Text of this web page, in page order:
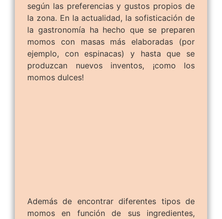
según las preferencias y gustos propios de
la zona. En la actualidad, la sofisticación de
la gastronomía ha hecho que se preparen
momos con masas más elaboradas (por
ejemplo, con espinacas) y hasta que se
produzcan nuevos inventos, ¡como los
momos dulces!
Además de encontrar diferentes tipos de
momos en función de sus ingredientes,